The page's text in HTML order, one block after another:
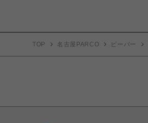
TOP 名古屋PARCO ビーバー